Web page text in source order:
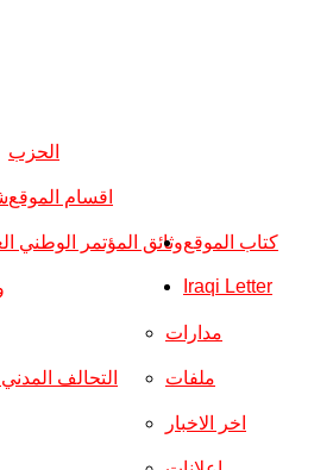
الحزب
وثائق المؤتمر الوطني
اقسام الموقع
التحالف
مدارات
ملفات
اخر الاخبار
كتاب الموقع
Iraqi Letter